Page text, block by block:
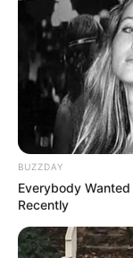
BUZZDAY
Everybody
Recently